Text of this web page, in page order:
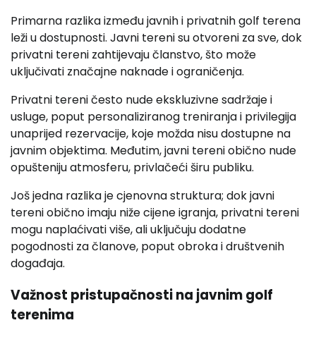
Primarna razlika između javnih i privatnih golf terena
leži u dostupnosti. Javni tereni su otvoreni za sve, dok
privatni tereni zahtijevaju članstvo, što može
uključivati značajne naknade i ograničenja.
Privatni tereni često nude ekskluzivne sadržaje i
usluge, poput personaliziranog treniranja i privilegija
unaprijed rezervacije, koje možda nisu dostupne na
javnim objektima. Međutim, javni tereni obično nude
opušteniju atmosferu, privlačeći širu publiku.
Još jedna razlika je cjenovna struktura; dok javni
tereni obično imaju niže cijene igranja, privatni tereni
mogu naplaćivati više, ali uključuju dodatne
pogodnosti za članove, poput obroka i društvenih
događaja.
Važnost pristupačnosti na javnim golf
terenima